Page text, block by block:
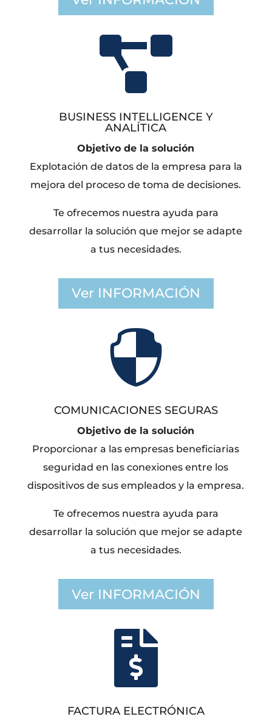

BUSINESS INTELLIGENCE Y
ANALÍTICA
Objetivo de la solución
Explotación de datos de la empresa para la
mejora del proceso de toma de decisiones.
Te ofrecemos nuestra ayuda para
desarrollar la solución que mejor se adapte
a tus necesidades.
Ver INFORMACIÓN

COMUNICACIONES SEGURAS
Objetivo de la solución
Proporcionar a las empresas beneficiarias
seguridad en las conexiones entre los
dispositivos de sus empleados y la empresa.
Te ofrecemos nuestra ayuda para
desarrollar la solución que mejor se adapte
a tus necesidades.
Ver INFORMACIÓN

FACTURA ELECTRÓNICA